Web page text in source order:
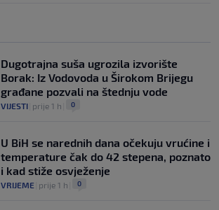
Dugotrajna suša ugrozila izvorište
Borak: Iz Vodovoda u Širokom Brijegu
građane pozvali na štednju vode
VIJESTI prije 1 h 0
U BiH se narednih dana očekuju vrućine i
temperature čak do 42 stepena, poznato
i kad stiže osvježenje
VRIJEME prije 1 h 0